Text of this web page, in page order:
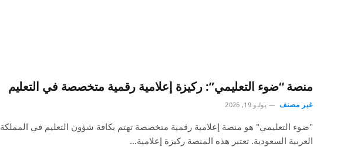
منصة “ضوء التعليمي”: ركيزة إعلامية رقمية متخصصة في التعليم
غير مصنف يوليو 19, 2026
"ضوء التعليمي" هو منصة إعلامية رقمية متخصصة تهتم بكافة شؤون التعليم في المملكة
العربية السعودية. تعتبر هذه المنصة ركيزة إعلامية…